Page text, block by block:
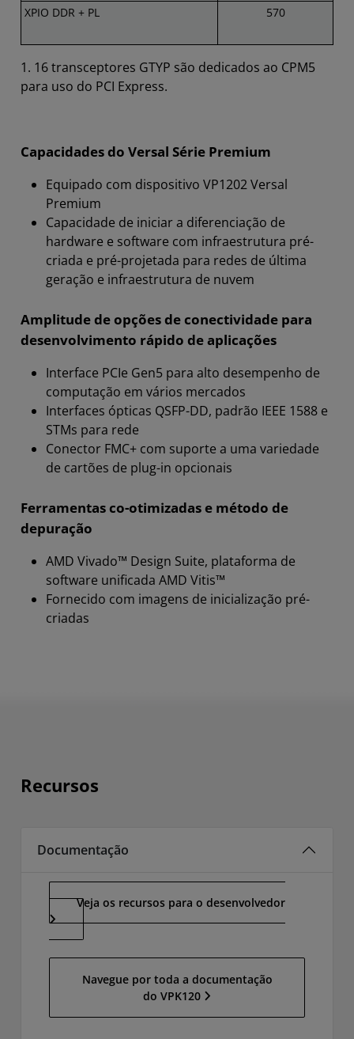
XPIO DDR + PL 570
1. 16 transceptores GTYP são dedicados ao CPM5
para uso do PCI Express.
Capacidades do Versal Série Premium
Equipado com dispositivo VP1202 Versal
Premium
Capacidade de iniciar a diferenciação de
hardware e software com infraestrutura pré-
criada e pré-projetada para redes de última
geração e infraestrutura de nuvem
Amplitude de opções de conectividade para
desenvolvimento rápido de aplicações
Interface PCIe Gen5 para alto desempenho de
computação em vários mercados
Interfaces ópticas QSFP-DD, padrão IEEE 1588 e
STMs para rede
Conector FMC+ com suporte a uma variedade
de cartões de plug-in opcionais
Ferramentas co-otimizadas e método de
depuração
AMD Vivado™ Design Suite, plataforma de
software unificada AMD Vitis™
Fornecido com imagens de inicialização pré-
criadas
Recursos
Documentação
Veja os recursos para o desenvolvedor
Navegue por toda a documentação
do VPK120